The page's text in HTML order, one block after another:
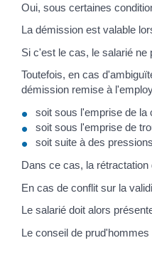
Oui, sous certaines
La démission est valable
Si c'est le cas, le salarié ne
Toutefois, en cas
démission remise à
soit sous l'emprise de la
soit sous l'emprise de
soit suite à des
Dans ce cas, la
En cas de conflit sur la
Le salarié doit alors
Le conseil de